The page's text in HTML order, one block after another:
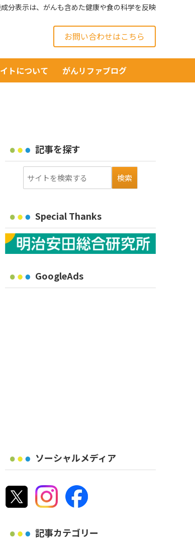
分表示は、がんも含めた健康や食の科学を反映
お問い合わせはこちら
トについて がんリファブログ
記事を探す
Special Thanks
GoogleAds
ソーシャルメディア
記事カテゴリー